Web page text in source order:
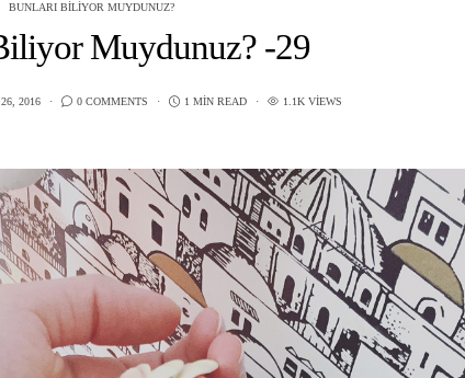
BUNLARI BILIYOR MUYDUNUZ?
Muydunuz? -29
2016 0 COMMENTS 1 MIN READ 1.1K VIEWS